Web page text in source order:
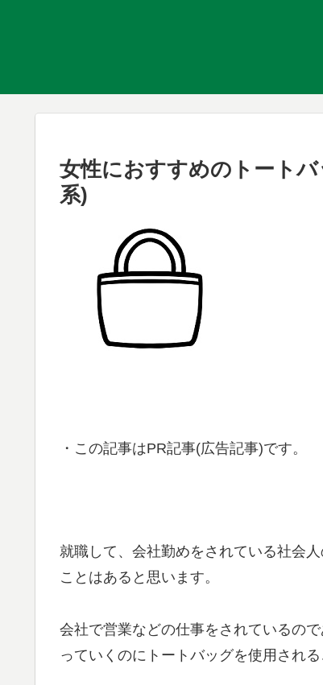
女性におすすめのトート
系)
・この記事はPR記事(広告記事)です。
就職して、会社勤めをされている社会
ことはあると思います。
会社で営業などの仕事をされているの
っていくのにトートバッグを使用される